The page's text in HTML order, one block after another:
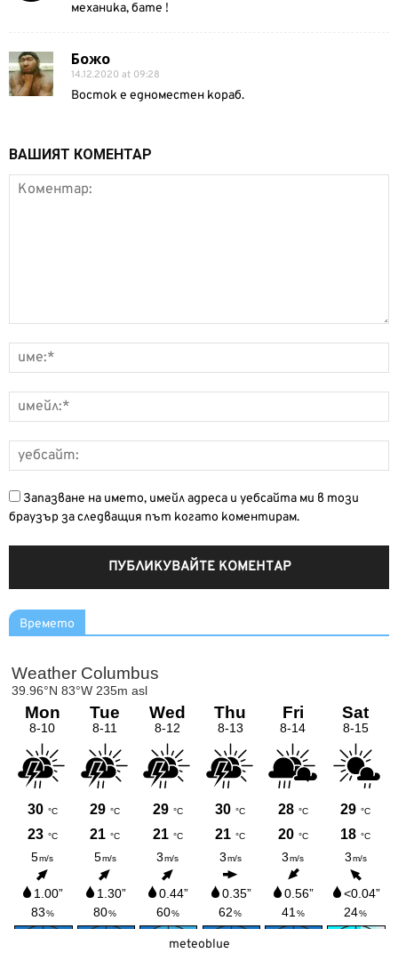
механика, бате !
Божо
14.12.2020 at 09:28
Восток е едноместен кораб.
ВАШИЯТ КОМЕНТАР
Запазване на името, имейл адреса и уебсайта ми в този
браузър за следващия път когато коментирам.
Времето
meteoblue